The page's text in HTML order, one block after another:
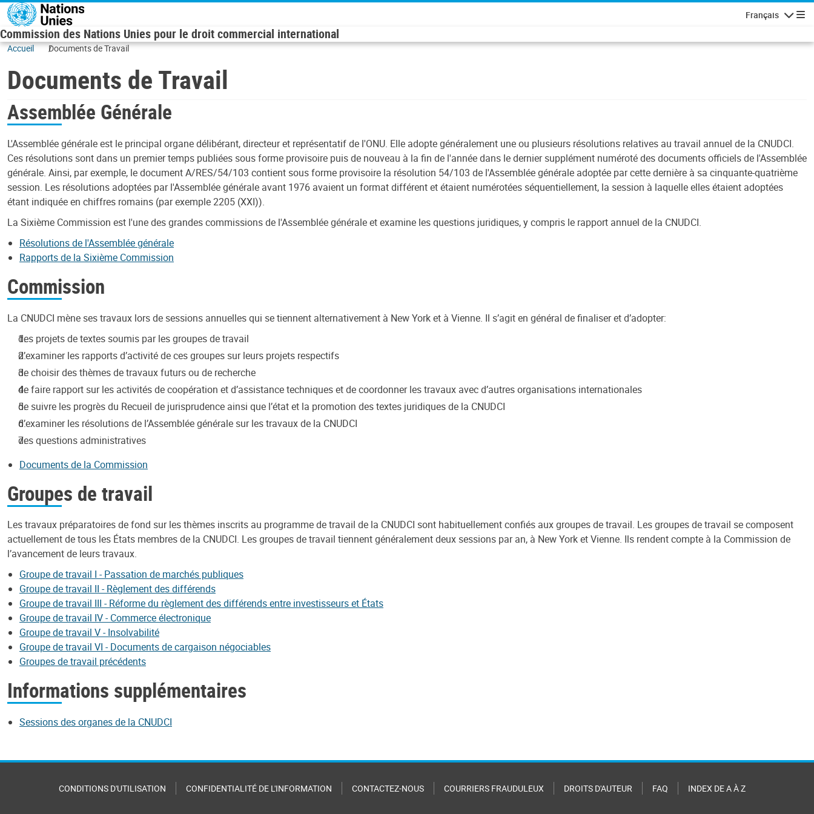
Skip to main content
Français
Commission des Nations Unies pour le droit commercial international
Accueil Documents de Travail
Documents de Travail
Assemblée Générale
L'Assemblée générale est le principal organe délibérant, directeur et représentatif de l'ONU. Elle adopte généralement une ou plusieurs résolutions relatives au travail annuel de la CNUDCI.
Ces résolutions sont dans un premier temps publiées sous forme provisoire puis de nouveau à la fin de l'année dans le dernier supplément numéroté des documents officiels de l'Assemblée
générale. Ainsi, par exemple, le document A/RES/54/103 contient sous forme provisoire la résolution 54/103 de l'Assemblée générale adoptée par cette dernière à sa cinquante-quatrième
session. Les résolutions adoptées par l'Assemblée générale avant 1976 avaient un format différent et étaient numérotées séquentiellement, la session à laquelle elles étaient adoptées
étant indiquée en chiffres romains (par exemple 2205 (XXI)).
La Sixième Commission est l'une des grandes commissions de l'Assemblée générale et examine les questions juridiques, y compris le rapport annuel de la CNUDCI.
Résolutions de l'Assemblée générale
Rapports de la Sixième Commission
Commission
La CNUDCI mène ses travaux lors de sessions annuelles qui se tiennent alternativement à New York et à Vienne. Il s’agit en général de finaliser et d’adopter:
des projets de textes soumis par les groupes de travail
d’examiner les rapports d’activité de ces groupes sur leurs projets respectifs
de choisir des thèmes de travaux futurs ou de recherche
de faire rapport sur les activités de coopération et d’assistance techniques et de coordonner les travaux avec d’autres organisations internationales
de suivre les progrès du Recueil de jurisprudence ainsi que l’état et la promotion des textes juridiques de la CNUDCI
d’examiner les résolutions de l’Assemblée générale sur les travaux de la CNUDCI
des questions administratives
Documents de la Commission
Groupes de travail
Les travaux préparatoires de fond sur les thèmes inscrits au programme de travail de la CNUDCI sont habituellement confiés aux groupes de travail. Les groupes de travail se composent
actuellement de tous les États membres de la CNUDCI. Les groupes de travail tiennent généralement deux sessions par an, à New York et Vienne. Ils rendent compte à la Commission de
l’avancement de leurs travaux.
Groupe de travail I - Passation de marchés publiques
Groupe de travail II - Règlement des différends
Groupe de travail III - Réforme du règlement des différends entre investisseurs et États
Groupe de travail IV - Commerce électronique
Groupe de travail V - Insolvabilité
Groupe de travail VI - Documents de cargaison négociables
Groupes de travail précédents
Informations supplémentaires
Sessions des organes de la CNUDCI
CONDITIONS D'UTILISATION CONFIDENTIALITÉ DE L'INFORMATION CONTACTEZ-NOUS COURRIERS FRAUDULEUX DROITS D'AUTEUR FAQ INDEX DE A À Z